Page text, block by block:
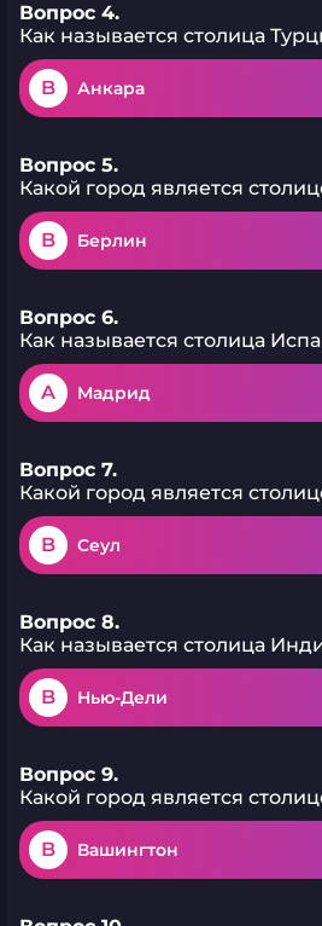
Вопрос 4.
Как называется столица
B Анкара
Вопрос 5.
Какой город является
B Берлин
Вопрос 6.
Как называется столица
A Мадрид
Вопрос 7.
Какой город является
B Сеул
Вопрос 8.
Как называется столица
B Нью-Дели
Вопрос 9.
Какой город является
B Вашингтон